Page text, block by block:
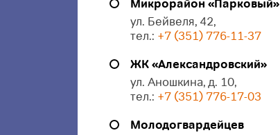
Микрорайон «Парковый»
ул. Бейвеля, 42,
тел.: +7 (351) 776-11-37
ЖК «Александровский»
ул. Аношкина, д. 10,
тел.: +7 (351) 776-17-03
Молодогвардейцев